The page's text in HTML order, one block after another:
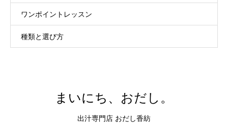
ワンポイントレッスン
種類と選び方
まいにち、おだし。
出汁専門店 おだし香紡